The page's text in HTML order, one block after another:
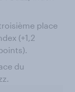
place
(+1,2
du